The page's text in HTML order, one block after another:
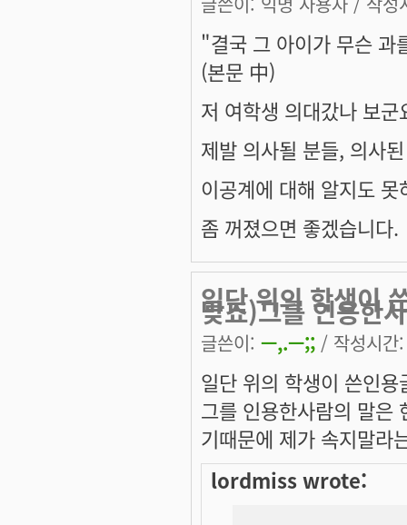
"결국 그 아이가 무슨 과
(본문 中)
저 여학생 의대갔나 보
제발 의사될 분들, 의사
이공계에 대해 알지도
좀 꺼졌으면 좋겠습니다.
일단 위의 학생이
맞죠)그를 인용한사
글쓴이: ㅡ,.ㅡ;; / 작성시
일단 위의 학생이 쓴인
그를 인용한사람의 말은
기때문에 제가 속지말라
lordmiss wrote: